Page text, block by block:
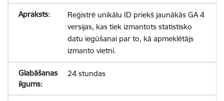
Reģistrē unikālu ID priekš jaunākās GA 4
versijas, kas tiek izmantots statistisko
datu iegūšanai par to, kā apmeklētājs
izmanto vietni.
24 stundas